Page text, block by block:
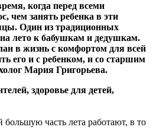
когда перед всеми
чем занять ребенка в эти
Один из традиционных
лето к бабушкам и дедушкам.
в жизнь с комфортом для всей
его и с ребенком, и со старшим
Мария Григорьева.
здоровье для детей,
часть лета работают, в то